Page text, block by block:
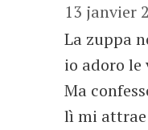
13 janvier
La zuppa
io adoro le
Ma
lì mi